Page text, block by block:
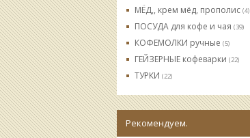
МЁД,, крем мёд, прополис (4)
ПОСУДА для кофе и чая (39)
КОФЕМОЛКИ ручные (5)
ГЕЙЗЕРНЫЕ кофеварки (22)
ТУРКИ (22)
Рекомендуем.